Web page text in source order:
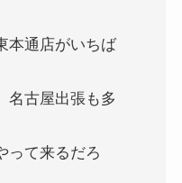
本通店がいちば
名古屋出張も多
って来るだろ